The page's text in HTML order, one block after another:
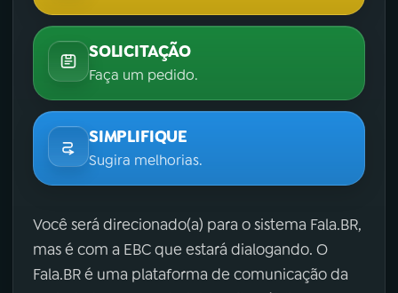
SOLICITAÇÃO
Faça um pedido.
SIMPLIFIQUE
Sugira melhorias.
Você será direcionado(a) para o sistema Fala.BR,
mas é com a EBC que estará dialogando. O
Fala.BR é uma plataforma de comunicação da